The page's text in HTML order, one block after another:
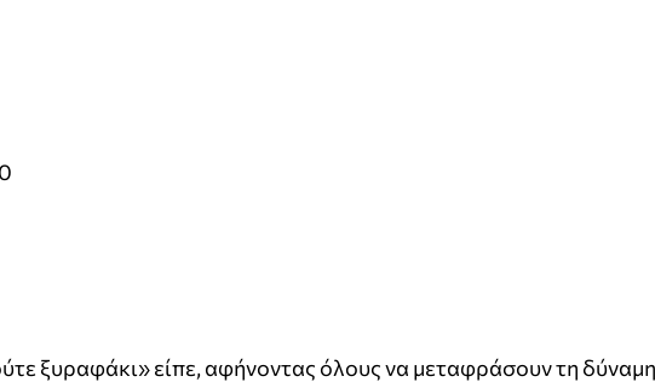
ξυραφάκι» είπε, αφήνοντας όλους να μεταφράσουν τη